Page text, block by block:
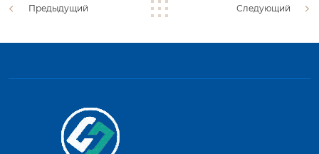
Предыдущий Следующий